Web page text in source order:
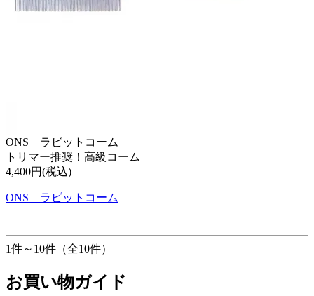
ONS ラビットコーム
トリマー推奨！高級コーム
4,400円(税込)
ONS ラビットコーム
1件～10件（全10件）
お買い物ガイド